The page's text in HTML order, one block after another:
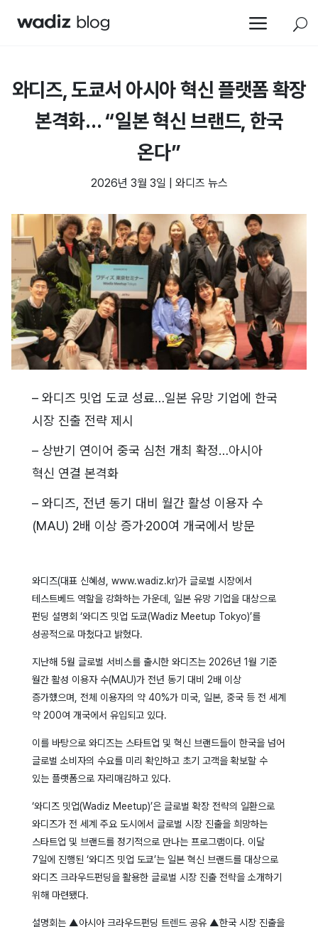
a U
와디즈, 도쿄서 아시아 혁신 플랫폼 확장
본격화… “일본 혁신 브랜드, 한국
온다”
2026년 3월 3일 와디즈 뉴스
– 와디즈 밋업 도쿄 성료…일본 유망 기업에 한국
시장 진출 전략 제시
– 상반기 연이어 중국 심천 개최 확정…아시아
혁신 연결 본격화
– 와디즈, 전년 동기 대비 월간 활성 이용자 수
(MAU) 2배 이상 증가·200여 개국에서 방문
와디즈(대표 신혜성, www.wadiz.kr)가 글로벌 시장에서
테스트베드 역할을 강화하는 가운데, 일본 유망 기업을 대상으로
펀딩 설명회 ‘와디즈 밋업 도쿄(Wadiz Meetup Tokyo)’를
성공적으로 마쳤다고 밝혔다.
지난해 5월 글로벌 서비스를 출시한 와디즈는 2026년 1월 기준
월간 활성 이용자 수(MAU)가 전년 동기 대비 2배 이상
증가했으며, 전체 이용자의 약 40%가 미국, 일본, 중국 등 전 세계
약 200여 개국에서 유입되고 있다.
이를 바탕으로 와디즈는 스타트업 및 혁신 브랜드들이 한국을 넘어
글로벌 소비자의 수요를 미리 확인하고 초기 고객을 확보할 수
있는 플랫폼으로 자리매김하고 있다.
‘와디즈 밋업(Wadiz Meetup)’은 글로벌 확장 전략의 일환으로
와디즈가 전 세계 주요 도시에서 글로벌 시장 진출을 희망하는
스타트업 및 브랜드를 정기적으로 만나는 프로그램이다. 이달
7일에 진행된 ‘와디즈 밋업 도쿄’는 일본 혁신 브랜드를 대상으로
와디즈 크라우드펀딩을 활용한 글로벌 시장 진출 전략을 소개하기
위해 마련됐다.
설명회는 ▲아시아 크라우드펀딩 트렌드 공유 ▲한국 시장 진출을